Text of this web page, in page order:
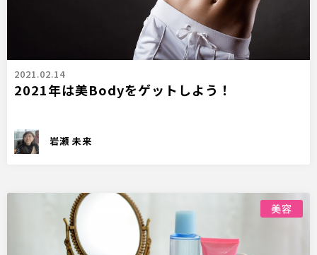
2021.02.14
2021年は美Bodyをゲットしよう！
岩瀬 未来
美容